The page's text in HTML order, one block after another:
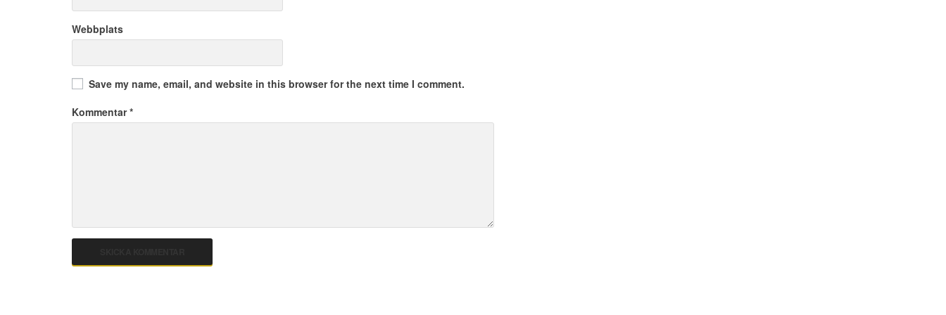
Webbplats
Save my name, email, and website in this browser for the next time I comment.
Kommentar*